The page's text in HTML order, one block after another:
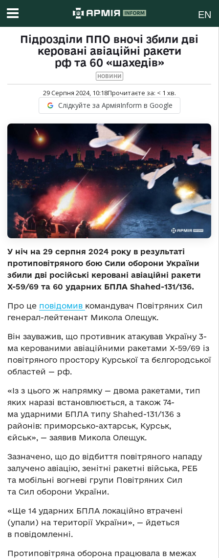
EN
Підрозділи ППО вночі збили дві
керовані авіаційні ракети
рф та 60 «шахедів»
НОВИНИ
29 Серпня 2024, 10:18Прочитаєте за: < 1 хв.
Слідкуйте за АрміяInform в Google
У ніч на 29 серпня 2024 року в результаті
протиповітряного бою Сили оборони України
збили дві російські керовані авіаційні ракети
Х-59/69 та 60 ударних БПЛА Shahed-131/136.
Про це повідомив командувач Повітряних Сил
генерал-лейтенант Микола Олещук.
Він зауважив, що противник атакував Україну 3-
ма керованими авіаційними ракетами Х-59/69 із
повітряного простору Курської та бєлгородської
областей — рф.
«Із з цього ж напрямку — двома ракетами, тип
яких наразі встановлюється, а також 74-
ма ударними БПЛА типу Shahed-131/136 з
районів: приморсько-ахтарськ, Курськ,
єйськ», — заявив Микола Олещук.
Зазначено, що до відбиття повітряного нападу
залучено авіацію, зенітні ракетні війська, РЕБ
та мобільні вогневі групи Повітряних Сил
та Сил оборони України.
«Ще 14 ударних БПЛА локаційно втрачені
(упали) на території України», — йдеться
в повідомленні.
Протиповітряна оборона працювала в межах